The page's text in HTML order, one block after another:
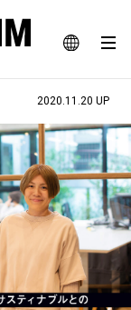
JA
EN
WEBマガジン
2020.11.20 UP